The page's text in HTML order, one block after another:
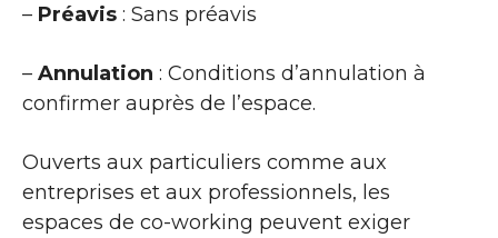
– Préavis : Sans préavis
– Annulation : Conditions d’annulation à
confirmer auprès de l’espace.
Ouverts aux particuliers comme aux
entreprises et aux professionnels, les
espaces de co-working peuvent exiger